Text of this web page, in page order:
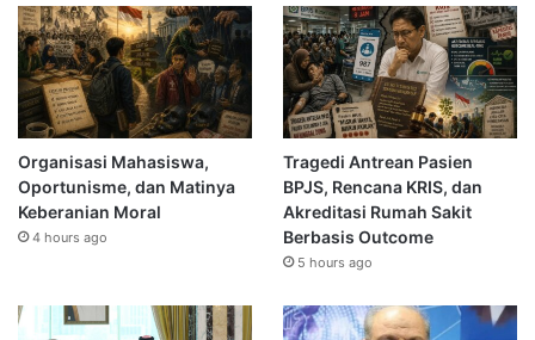
Organisasi Mahasiswa,
Oportunisme, dan Matinya
Keberanian Moral
4 hours ago
Tragedi Antrean Pasien
BPJS, Rencana KRIS, dan
Akreditasi Rumah Sakit
Berbasis Outcome
5 hours ago